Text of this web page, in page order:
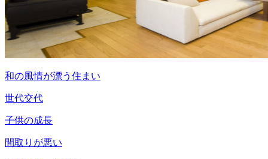
和の風情が漂う住まい
世代交代
子供の成長
間取りが悪い